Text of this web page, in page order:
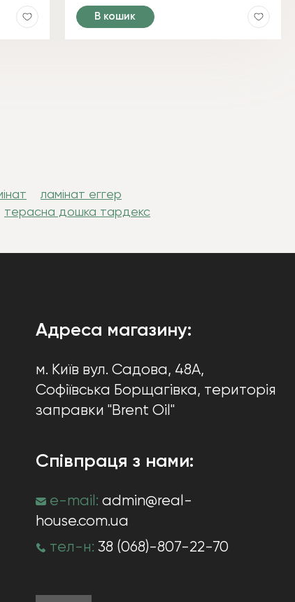
В кошик
ламінат еггер
терасна дошка тардекс
Адреса магазину:
м. Київ вул. Садова, 48А,
Софіївська Борщагівка, територія
заправки "Brent Oil"
Співпраця з нами:
e-mail: admin@real-
house.com.ua
тел-н: 38 (068)-807-22-70